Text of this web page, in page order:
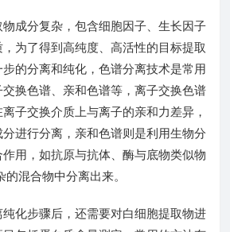
成分复杂，包含细胞因子、生长因子
为了得到高纯度、高活性的目标提取
的分离和纯化，色谱分离技术是常用
换色谱、亲和色谱等，离子交换色谱
子交换介质上与离子的亲和力差异，
进行分离，亲和色谱则是利用生物分
用，如抗原与抗体、酶与底物类似物
混合物中分离出来。
化步骤后，还需要对白细胞提取物进